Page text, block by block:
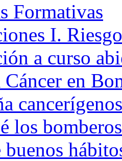
Formativas
I.
a curso
Cáncer en
los
buenos